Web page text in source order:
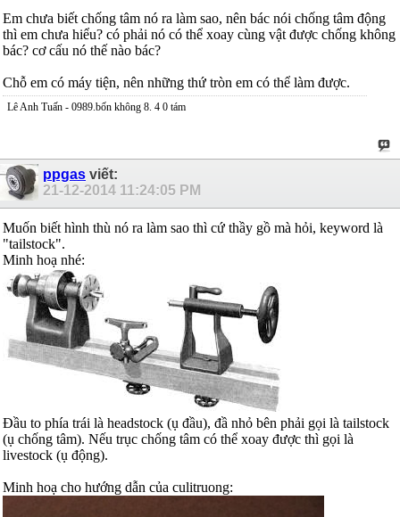
Em chưa biết chống tâm nó ra làm sao, nên bác nói chống tâm động
thì em chưa hiểu? có phải nó có thể xoay cùng vật được chống không
bác? cơ cấu nó thế nào bác?
Chỗ em có máy tiện, nên những thứ tròn em có thể làm được.
Lê Anh Tuấn - 0989.bốn không 8. 4 0 tám
ppgas viết:
21-12-2014 11:24:05 PM
Muốn biết hình thù nó ra làm sao thì cứ thầy gồ mà hỏi, keyword là
"tailstock".
Minh hoạ nhé:
Đầu to phía trái là headstock (ụ đầu), đầ nhỏ bên phải gọi là tailstock
(ụ chống tâm). Nếu trục chống tâm có thể xoay được thì gọi là
livestock (ụ động).
Minh hoạ cho hướng dẫn của culitruong: